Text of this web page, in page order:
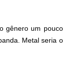
gênero um pouco
Metal seria o